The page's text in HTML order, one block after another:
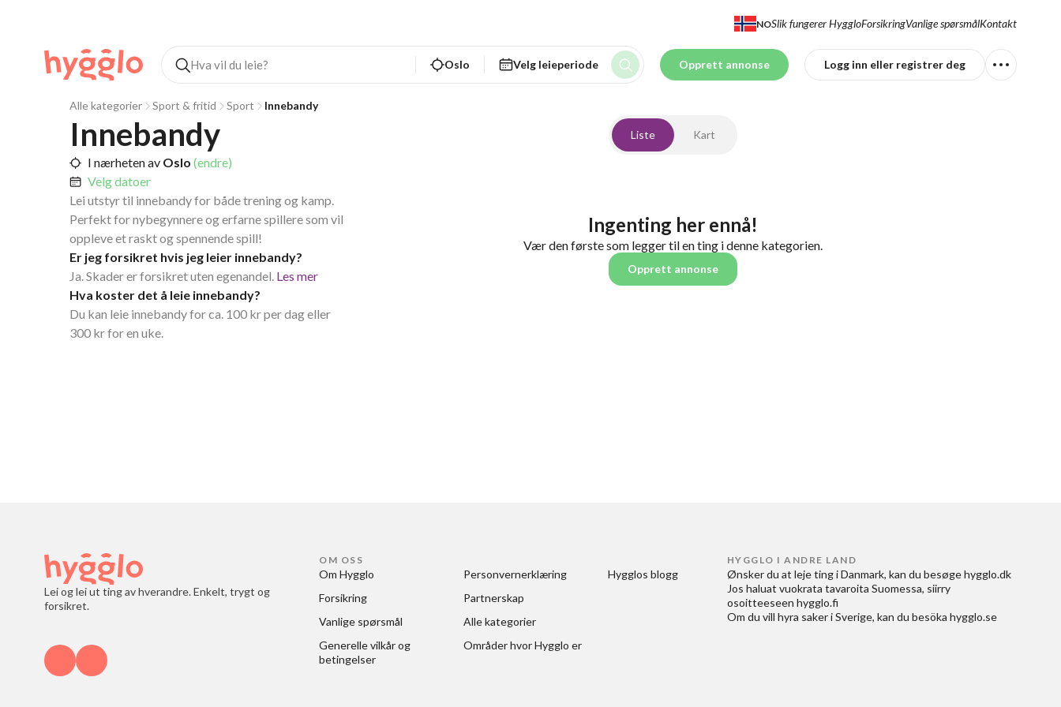
NOSlik fungerer HyggloForsikringVanlige spørsmålKontakt
Oslo Velg leieperiode Opprett annonse Logg inn eller registrer deg
Alle kategorier Sport & fritid Sport Innebandy
Innebandy
I nærheten av Oslo (endre)
Velg datoer
Lei utstyr til innebandy for både trening og kamp.
Perfekt for nybegynnere og erfarne spillere som vil
oppleve et raskt og spennende spill!
Er jeg forsikret hvis jeg leier innebandy?
Ja. Skader er forsikret uten egenandel. Les mer
Hva koster det å leie innebandy?
Du kan leie innebandy for ca. 100 kr per dag eller
300 kr for en uke.
Liste Kart
Ingenting her ennå!
Vær den første som legger til en ting i denne kategorien.
Opprett annonse
Lei og lei ut ting av hverandre. Enkelt, trygt og
forsikret.
OM OSS
Om Hygglo
Forsikring
Vanlige spørsmål
Generelle vilkår og
betingelser
Personvernerklæring
Partnerskap
Alle kategorier
Områder hvor Hygglo er
Hygglos blogg
HYGGLO I ANDRE LAND
Ønsker du at leje ting i Danmark, kan du besøge hygglo.dk
Jos haluat vuokrata tavaroita Suomessa, siirry
osoitteeseen hygglo.fi
Om du vill hyra saker i Sverige, kan du besöka hygglo.se